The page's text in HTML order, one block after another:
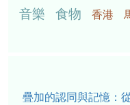
音樂 食物 香港
疊加的認同與記憶：